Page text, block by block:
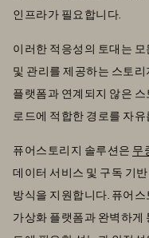
인프라가 필요합니다.
이러한 적응성의 토대는
및 관리를 제공하는 스토
플랫폼과 연계되지 않은
로드에 적합한 경로를 자
퓨어스토리지 솔루션은 무
데이터 서비스 및 구독 기
방식을 지원합니다. 퓨어
가상화 플랫폼과 완벽하게